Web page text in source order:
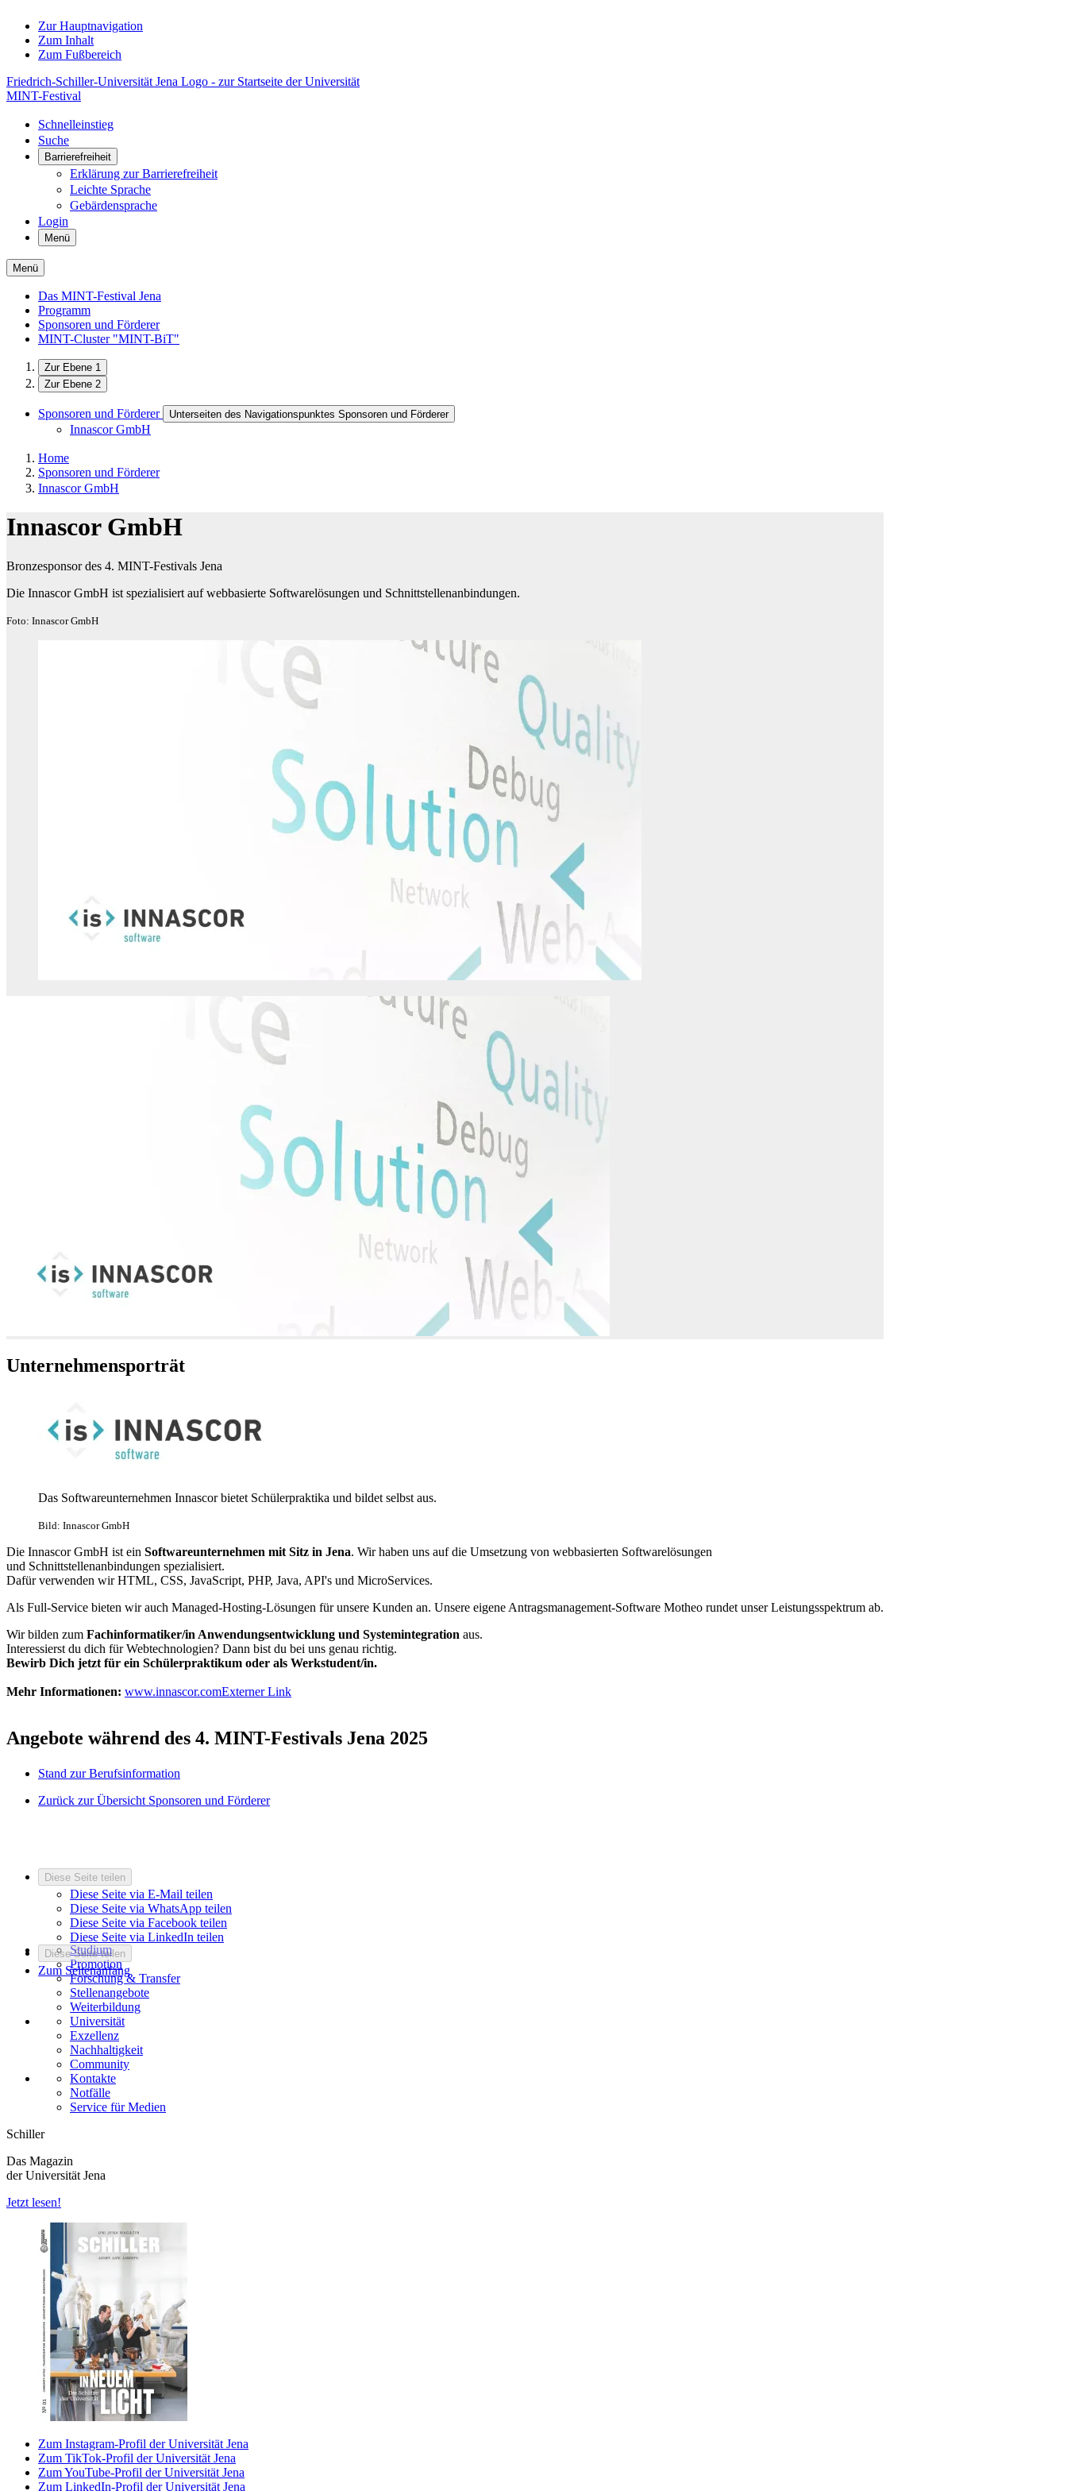
Zur Hauptnavigation
Zum Inhalt
Zum Fußbereich
Friedrich-Schiller-Universität Jena Logo - zur Startseite der Universität
MINT-Festival
Schnelleinstieg
Suche
Barrierefreiheit
Erklärung zur Barrierefreiheit
Leichte Sprache
Gebärdensprache
Login
Menü
Menü
Das MINT-Festival Jena
Programm
Sponsoren und Förderer
MINT-Cluster "MINT-BiT"
Zur Ebene 1
Zur Ebene 2
Sponsoren und Förderer Unterseiten des Navigationspunktes Sponsoren und Förderer
Innascor GmbH
Home
Sponsoren und Förderer
Innascor GmbH
Innascor GmbH
Bronzesponsor des 4. MINT-Festivals Jena
Die Innascor GmbH ist spezialisiert auf webbasierte Softwarelösungen und Schnittstellenanbindungen.
Foto: Innascor GmbH
Unternehmensporträt
Das Softwareunternehmen Innascor bietet Schülerpraktika und bildet selbst aus.
Bild: Innascor GmbH
Die Innascor GmbH ist ein Softwareunternehmen mit Sitz in Jena. Wir haben uns auf die Umsetzung von webbasierten Softwarelösungen
und Schnittstellenanbindungen spezialisiert.
Dafür verwenden wir HTML, CSS, JavaScript, PHP, Java, API's und MicroServices.
Als Full-Service bieten wir auch Managed-Hosting-Lösungen für unsere Kunden an. Unsere eigene Antragsmanagement-Software Motheo rundet unser Leistungsspektrum ab.
Wir bilden zum Fachinformatiker/in Anwendungsentwicklung und Systemintegration aus.
Interessierst du dich für Webtechnologien? Dann bist du bei uns genau richtig.
Bewirb Dich jetzt für ein Schülerpraktikum oder als Werkstudent/in.
Mehr Informationen: www.innascor.comExterner Link
Angebote während des 4. MINT-Festivals Jena 2025
Stand zur Berufsinformation
Zurück zur Übersicht Sponsoren und Förderer
Diese Seite teilen
Diese Seite via E-Mail teilen
Diese Seite via WhatsApp teilen
Diese Seite via Facebook teilen
Diese Seite via LinkedIn teilen
Diese Seite teilen
Zum Seitenanfang
Studium
Promotion
Forschung & Transfer
Stellenangebote
Weiterbildung
Universität
Exzellenz
Nachhaltigkeit
Community
Kontakte
Notfälle
Service für Medien
Schiller
Das Magazin
der Universität Jena
Jetzt lesen!
Zum Instagram-Profil der Universität Jena
Zum TikTok-Profil der Universität Jena
Zum YouTube-Profil der Universität Jena
Zum LinkedIn-Profil der Universität Jena